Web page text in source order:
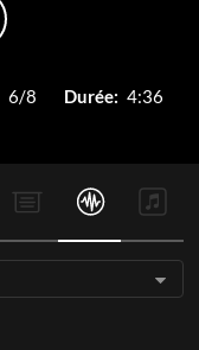
6/8 Durée: 4:36